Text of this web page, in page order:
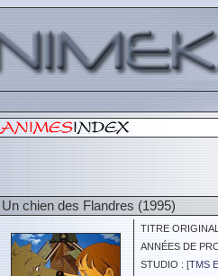
Un chien des Flandres (1995)
TITRE
ANNÉES DE
STUDIO : [TMS